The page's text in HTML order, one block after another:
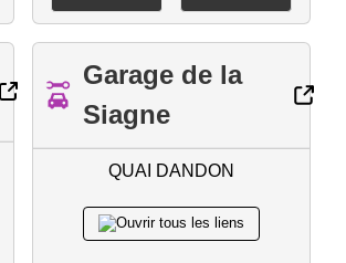
Garage de la
Siagne
QUAI DANDON